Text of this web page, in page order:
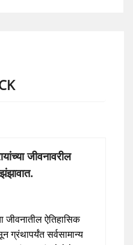
जीवनावरील
जीवनातील ऐतिहासिक
ग्रंथापर्यंत सर्वसामान्य